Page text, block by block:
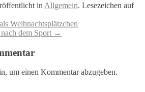
in Allgemein. Lesezeichen auf
Weihnachtsplätzchen
dem Sport →
um einen Kommentar abzugeben.